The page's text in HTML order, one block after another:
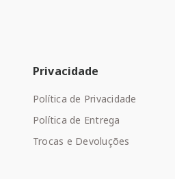
Privacidade
Política de Privacidade
Política de Entrega
Trocas e Devoluções